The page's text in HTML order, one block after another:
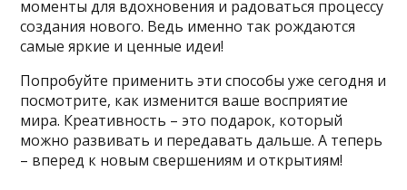
моменты для вдохновения и радоваться процессу
создания нового. Ведь именно так рождаются
самые яркие и ценные идеи!
Попробуйте применить эти способы уже сегодня и
посмотрите, как изменится ваше восприятие
мира. Креативность – это подарок, который
можно развивать и передавать дальше. А теперь
– вперед к новым свершениям и открытиям!